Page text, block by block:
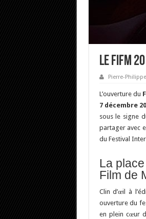
Le FIFM
Pierre-
L’ouverture du
7 décembre
sous le signe
partager avec
du Festival
La
Film de
Clin d’œil à
ouverture du
en plein cœur